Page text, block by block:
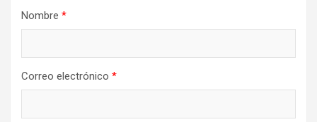
Nombre *
Correo electrónico *